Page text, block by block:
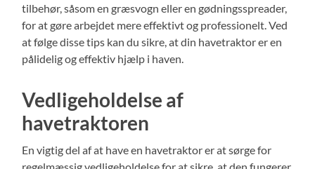
tilbehør, såsom en græsvogn eller en gødningsspreader,
for at gøre arbejdet mere effektivt og professionelt. Ved
at følge disse tips kan du sikre, at din havetraktor er en
pålidelig og effektiv hjælp i haven.
Vedligeholdelse af
havetraktoren
En vigtig del af at have en havetraktor er at sørge for
regelmæssig vedligeholdelse for at sikre, at den fungerer